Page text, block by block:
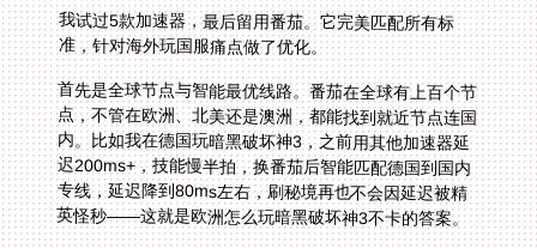
我试过5款加速器，最后留用番茄。它完美匹配所有标
准，针对海外玩国服痛点做了优化。
首先是全球节点与智能最优线路。番茄在全球有上百个节
点，不管在欧洲、北美还是澳洲，都能找到就近节点连国
内。比如我在德国玩暗黑破坏神3，之前用其他加速器延
迟200ms+，技能慢半拍，换番茄后智能匹配德国到国内
专线，延迟降到80ms左右，刷秘境再也不会因延迟被精
英怪秒——这就是欧洲怎么玩暗黑破坏神3不卡的答案。